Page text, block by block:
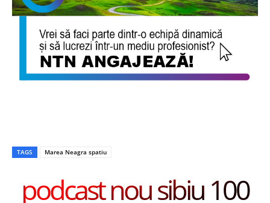
TAGS Marea Neagra spatiu
podcast nou sibiu 100